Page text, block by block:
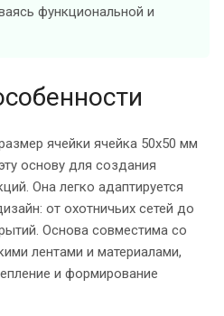
функциональной и
ячейки ячейка 50х50 мм
основу для создания
Она легко адаптируется
от охотничьих сетей до
Основа совместима со
лентами и материалами,
и формирование